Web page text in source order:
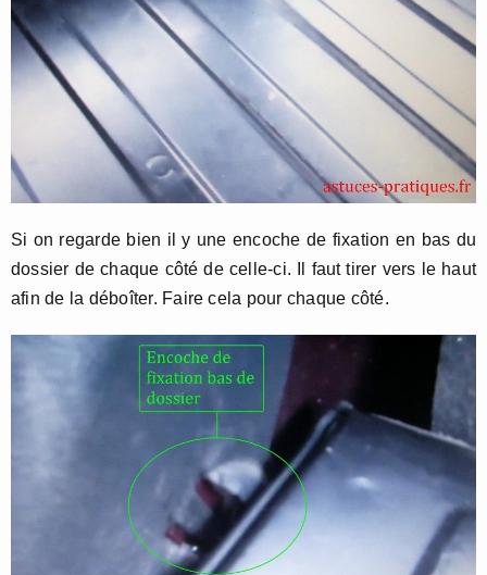
Si on regarde bien il y une encoche de fixation en bas du
dossier de chaque côté de celle-ci. Il faut tirer vers le haut
afin de la déboîter. Faire cela pour chaque côté.